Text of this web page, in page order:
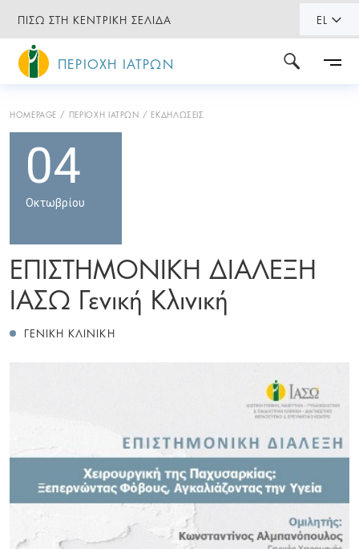
ΠΙΣΩ ΣΤΗ ΚΕΝΤΡΙΚΗ ΣΕΛΙΔΑ EL
ΠΕΡΙΟΧΗ ΙΑΤΡΩΝ
HOMEPAGE ΠΕΡΙΟΧΗ ΙΑΤΡΩΝ ΕΚΔΗΛΩΣΕΙΣ
04
Οκτωβρίου
ΕΠΙΣΤΗΜΟΝΙΚΗ ΔΙΑΛΕΞΗ
ΙΑΣΩ Γενική Κλινική
ΓΕΝΙΚΗ ΚΛΙΝΙΚΗ